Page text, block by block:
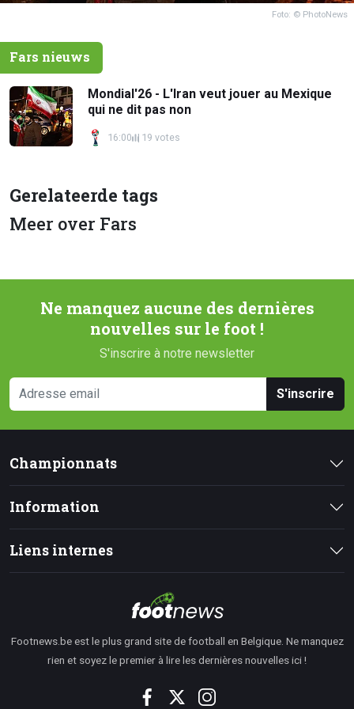
Foto: © PhotoNews
Fars nieuws
Mondial'26 - L'Iran veut jouer au Mexique
qui ne dit pas non
16:00 19 votes
Gerelateerde tags
Meer over Fars
Ne manquez aucune des dernières
nouvelles sur le foot !
S'inscrire à notre newsletter
S'inscrire
Championnats
Information
Liens internes
Footnews.be est le plus grand site de football en Belgique. Ne manquez
rien et soyez le premier à lire les dernières nouvelles ici !